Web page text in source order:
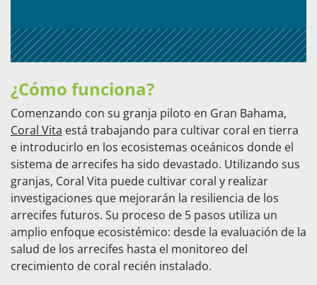
¿Cómo funciona?
Comenzando con su granja piloto en Gran Bahama,
Coral Vita está trabajando para cultivar coral en tierra
e introducirlo en los ecosistemas oceánicos donde el
sistema de arrecifes ha sido devastado. Utilizando sus
granjas, Coral Vita puede cultivar coral y realizar
investigaciones que mejorarán la resiliencia de los
arrecifes futuros. Su proceso de 5 pasos utiliza un
amplio enfoque ecosistémico: desde la evaluación de la
salud de los arrecifes hasta el monitoreo del
crecimiento de coral recién instalado.